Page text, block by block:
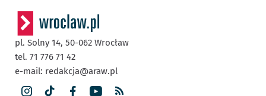
pl. Solny 14, 50-062 Wrocław
tel. 71 776 71 42
e-mail: redakcja@araw.pl